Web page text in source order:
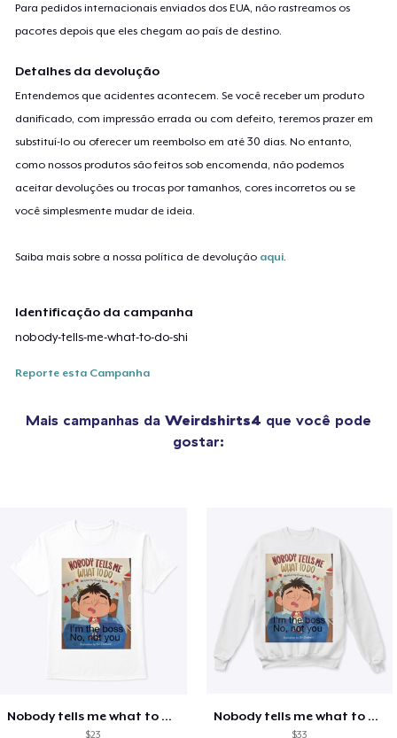
Para pedidos internacionais enviados dos EUA, não rastreamos os
pacotes depois que eles chegam ao país de destino.
Detalhes da devolução
Entendemos que acidentes acontecem. Se você receber um produto
danificado, com impressão errada ou com defeito, teremos prazer em
substituí-lo ou oferecer um reembolso em até 30 dias. No entanto,
como nossos produtos são feitos sob encomenda, não podemos
aceitar devoluções ou trocas por tamanhos, cores incorretos ou se
você simplesmente mudar de ideia.
Saiba mais sobre a nossa política de devolução aqui.
Identificação da campanha
nobody-tells-me-what-to-do-shi
Reporte esta Campanha
Mais campanhas da Weirdshirts4 que você pode
gostar:
Nobody tells me what to do shirt
$23
Nobody tells me what to do shirt
$33